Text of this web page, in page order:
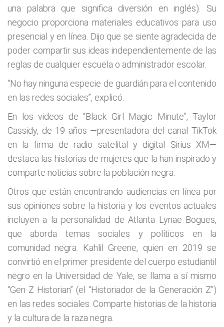
una palabra que significa diversión en inglés). Su
negocio proporciona materiales educativos para uso
presencial y en línea. Dijo que se siente agradecida de
poder compartir sus ideas independientemente de las
reglas de cualquier escuela o administrador escolar.
“No hay ninguna especie de guardián para el contenido
en las redes sociales”, explicó.
En los videos de “Black Girl Magic Minute”, Taylor
Cassidy, de 19 años —presentadora del canal TikTok
en la firma de radio satelital y digital Sirius XM—
destaca las historias de mujeres que la han inspirado y
comparte noticias sobre la población negra.
Otros que están encontrando audiencias en línea por
sus opiniones sobre la historia y los eventos actuales
incluyen a la personalidad de Atlanta Lynae Bogues,
que aborda temas sociales y políticos en la
comunidad negra. Kahlil Greene, quien en 2019 se
convirtió en el primer presidente del cuerpo estudiantil
negro en la Universidad de Yale, se llama a sí mismo
“Gen Z Historian” (el “Historiador de la Generación Z”)
en las redes sociales. Comparte historias de la historia
y la cultura de la raza negra.